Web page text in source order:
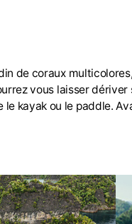
de coraux
vous laisser
kayak ou le paddle.